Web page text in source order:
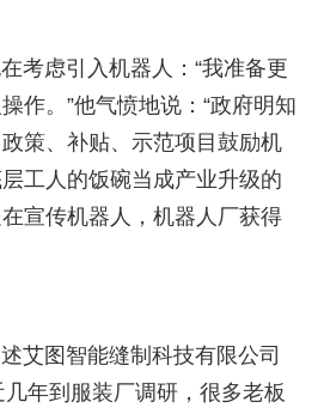
虑引入机器人：“我准备更
作。”他气愤地说：“政府明知
策、补贴、示范项目鼓励机
工人的饭碗当成产业升级的
宣传机器人，机器人厂获得
图智能缝制科技有限公司
年到服装厂调研，很多老板